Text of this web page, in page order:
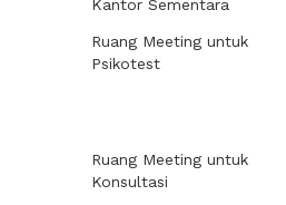
Kantor Sementara
Ruang Meeting untuk
Psikotest
Ruang Meeting untuk
Konsultasi